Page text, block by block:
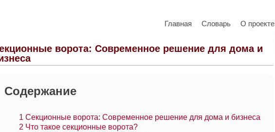
Главная Словарь О проекте
ворота: Современное решение для дома и
Содержание
1 Секционные ворота: Современное решение для дома и бизнеса
2 Что такое секционные ворота?